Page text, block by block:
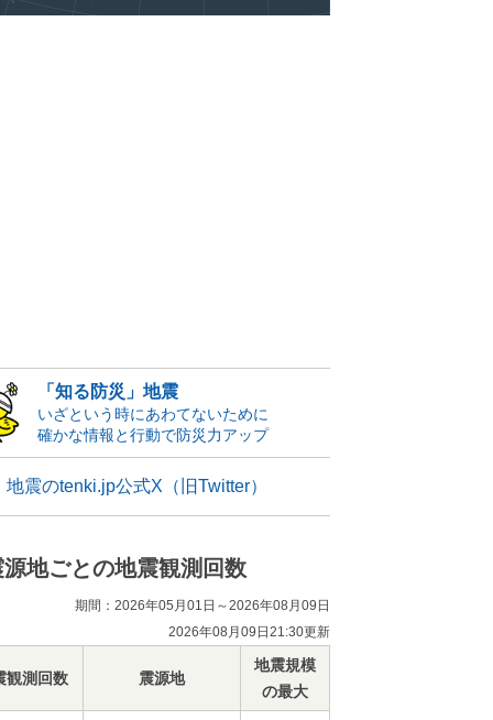
「知る防災」地震
いざという時にあわてないために
確かな情報と行動で防災力アップ
地震のtenki.jp公式X（旧Twitter）
源地ごとの地震観測回数
期間：2026年05月01日～2026年08月09日
2026年08月09日21:30更新
観測回数 震源地
地震規模
の最大